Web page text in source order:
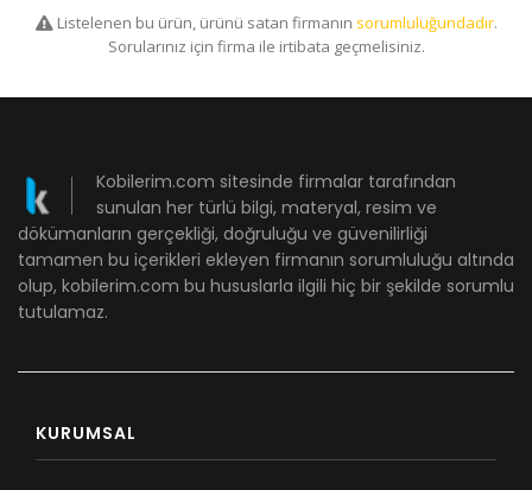
Listelenen bu ürün, ürünü satan firmanın sorumluluğundadır.
Sorularınız için firma ile irtibata geçmelisiniz.
Kobilerim.com sitesinde firmalar tarafından
sunulan her türlü bilgi, materyal, resim ve
dökümanların gerçekliği, doğruluğu ve güvenilirliği
tamamen bu içerikleri ekleyen firmanın sorumluluğu altında
olup, kobilerim.com bu hususlarla ilgili hiç bir şekilde sorumlu
tutulamaz.
KURUMSAL